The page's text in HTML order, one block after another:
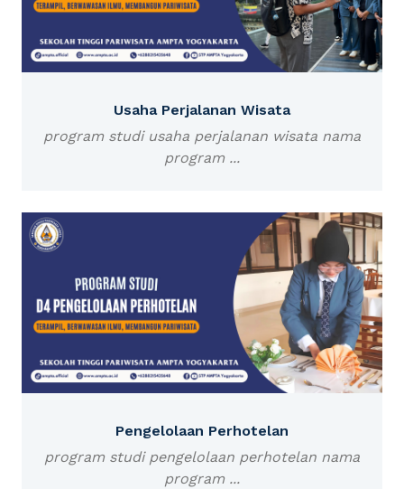
Usaha Perjalanan Wisata
program studi usaha perjalanan wisata nama
program ...
Pengelolaan Perhotelan
program studi pengelolaan perhotelan nama
program ...